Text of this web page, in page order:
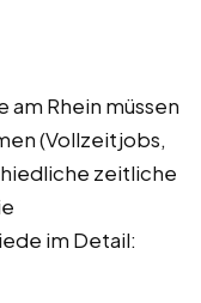
Rhein müssen
(Vollzeitjobs,
zeitliche
im Detail: